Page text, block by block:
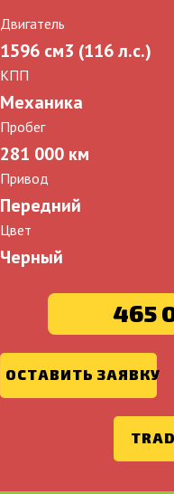
Двигатель
1596 см3 (116 л.с.)
КПП
Механика
Пробег
281 000 км
Привод
Передний
Цвет
Черный
465
ОСТАВИТЬ ЗАЯВКУ